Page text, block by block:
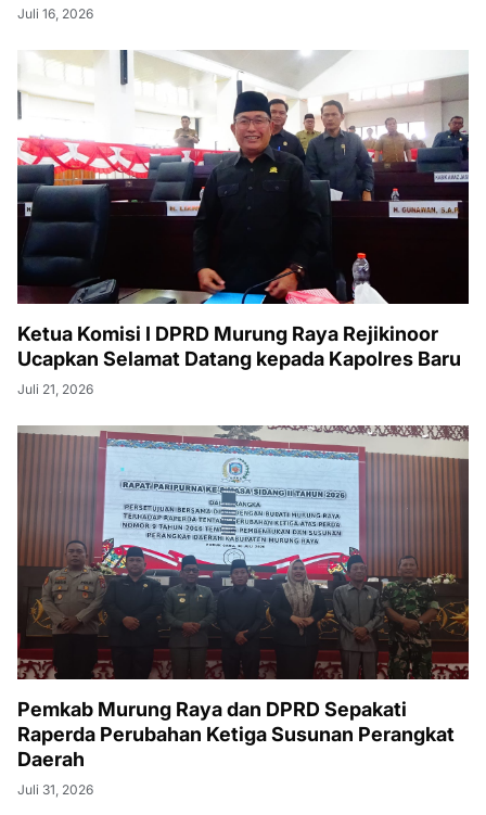
Juli 16, 2026
Ketua Komisi I DPRD Murung Raya Rejikinoor
Ucapkan Selamat Datang kepada Kapolres Baru
Juli 21, 2026
Pemkab Murung Raya dan DPRD Sepakati
Raperda Perubahan Ketiga Susunan Perangkat
Daerah
Juli 31, 2026